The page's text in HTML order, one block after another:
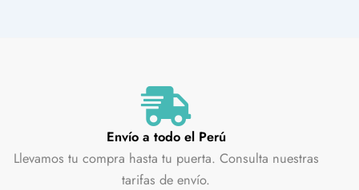
Envío a todo el Perú
Llevamos tu compra hasta tu puerta. Consulta nuestras
tarifas de envío.